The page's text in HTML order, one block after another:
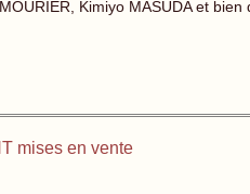
Kimiyo MASUDA et bien
mises en vente